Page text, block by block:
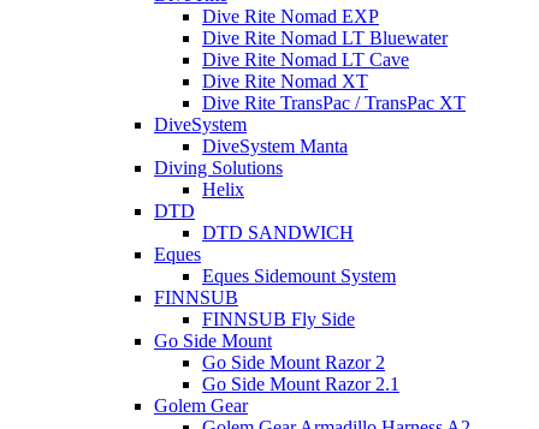
Dive Rite Nomad EXP
Dive Rite Nomad LT Bluewater
Dive Rite Nomad LT Cave
Dive Rite Nomad XT
Dive Rite TransPac / TransPac XT
DiveSystem
DiveSystem Manta
Diving Solutions
Helix
DTD
DTD SANDWICH
Eques
Eques Sidemount System
FINNSUB
FINNSUB Fly Side
Go Side Mount
Go Side Mount Razor 2
Go Side Mount Razor 2.1
Golem Gear